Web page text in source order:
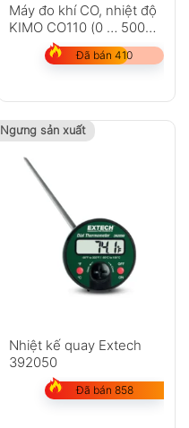
Máy đo khí CO, nhiệt độ
KIMO CO110 (0 … 500
ppm & -20 … +80°C)
Đã bán 410
Ngưng sản xuất
Nhiệt kế quay Extech
392050
Đã bán 858